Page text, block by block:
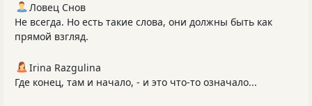
Ловец Снов
Не всегда. Но есть такие слова, они должны быть как
прямой взгляд.
Irina Razgulina
Где конец, там и начало, - и это что-то означало...